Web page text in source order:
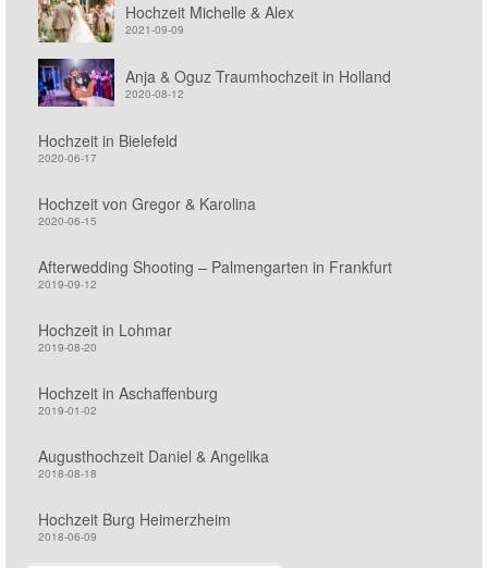
Hochzeit Michelle & Alex
2021-09-09
Anja & Oguz Traumhochzeit in Holland
2020-08-12
Hochzeit in Bielefeld
2020-06-17
Hochzeit von Gregor & Karolina
2020-06-15
Afterwedding Shooting – Palmengarten in Frankfurt
2019-09-12
Hochzeit in Lohmar
2019-08-20
Hochzeit in Aschaffenburg
2019-01-02
Augusthochzeit Daniel & Angelika
2018-08-18
Hochzeit Burg Heimerzheim
2018-06-09